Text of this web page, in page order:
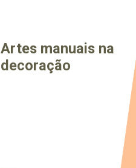
Artes manuais na
decoração